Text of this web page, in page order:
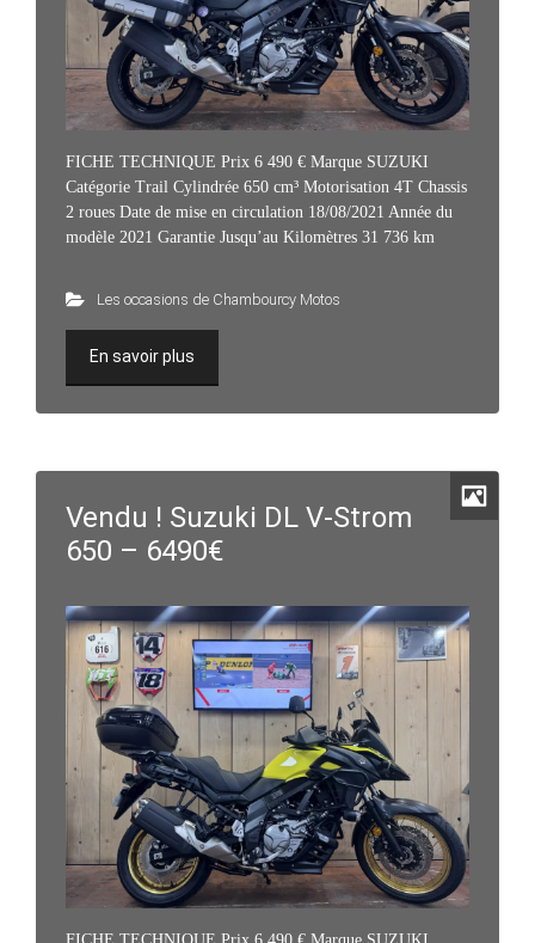
FICHE TECHNIQUE Prix 6 490 € Marque SUZUKI
Catégorie Trail Cylindrée 650 cm³ Motorisation 4T Chassis
2 roues Date de mise en circulation 18/08/2021 Année du
modèle 2021 Garantie Jusqu’au Kilomètres 31 736 km
Les occasions de Chambourcy Motos
En savoir plus
Vendu ! Suzuki DL V-Strom
650 – 6490€